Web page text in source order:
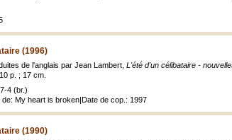
(1996)
de l'anglais par Jean Lambert, L'été d'un célibataire -
p. ; 17 cm.
4 (br.)
My heart is broken|Date de cop.: 1997
(1990)